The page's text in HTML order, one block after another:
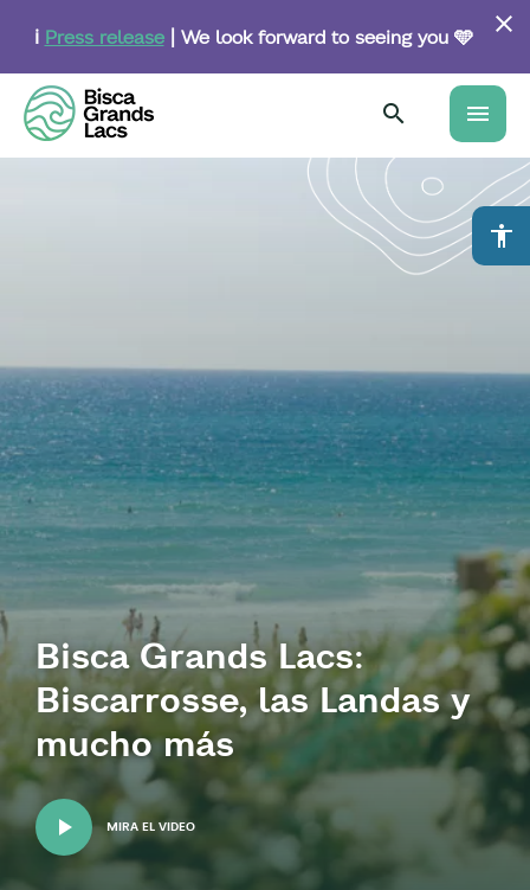
content
ℹ️ Press release| We look forward to seeing you 🩵
menu
accessibility
Bisca Grands Lacs:
Biscarrosse, las Landas y
mucho más
MIRA EL VIDEO